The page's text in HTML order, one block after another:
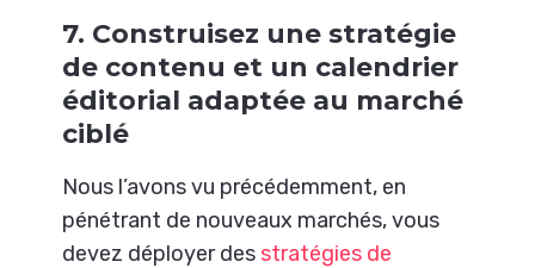
7. Construisez une stratégie
de contenu et un calendrier
éditorial adaptée au marché
ciblé
Nous l’avons vu précédemment, en
pénétrant de nouveaux marchés, vous
devez déployer des stratégies de